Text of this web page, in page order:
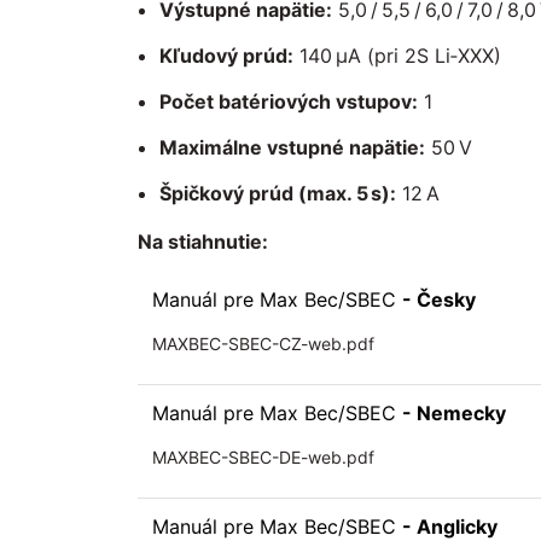
Výstupné napätie: 5,0 / 5,5 / 6,0 / 7,0 / 8,0
Kľudový prúd: 140 µA (pri 2S Li‑XXX)
Počet batériových vstupov: 1
Maximálne vstupné napätie: 50 V
Špičkový prúd (max. 5 s): 12 A
Na stiahnutie:
Manuál pre Max Bec/SBEC - Česky
MAXBEC-SBEC-CZ-web.pdf
Manuál pre Max Bec/SBEC - Nemecky
MAXBEC-SBEC-DE-web.pdf
Manuál pre Max Bec/SBEC - Anglicky